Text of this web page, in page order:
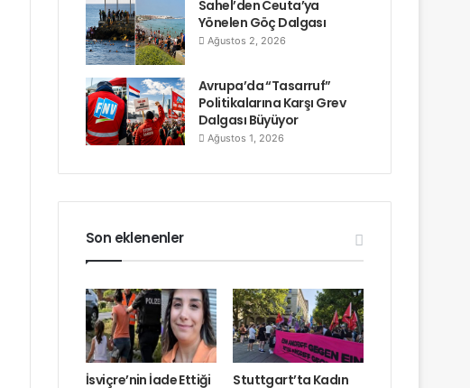
Sahel’den Ceuta’ya
Yönelen Göç Dalgası
Ağustos 2, 2026
Avrupa’da “Tasarruf”
Politikalarına Karşı Grev
Dalgası Büyüyor
Ağustos 1, 2026
Son eklenenler
İsviçre’nin İade Ettiği
Stuttgart’ta Kadın